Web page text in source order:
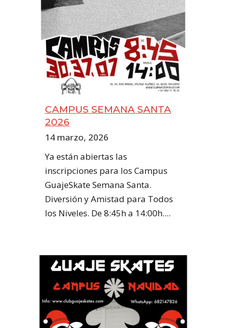
CAMPUS SEMANA SANTA
2026
14 marzo, 2026
Ya están abiertas las
inscripciones para los Campus
GuajeSkate Semana Santa.
Diversión y Amistad para Todos
los Niveles. De 8:45h a 14:00h....